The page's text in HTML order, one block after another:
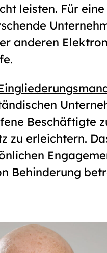
leisten. Für
anderen
Beschäftigte
zu erleichtern.
Behinderung